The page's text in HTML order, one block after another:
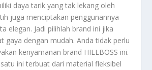
daya tarik yang tak lekang oleh
juga menciptakan penggunannya
elegan. Jadi pilihlah brand ini jika
gaya dengan mudah. Anda tidak perlu
kenyamanan brand HILLBOSS ini.
ini terbuat dari material fleksibel